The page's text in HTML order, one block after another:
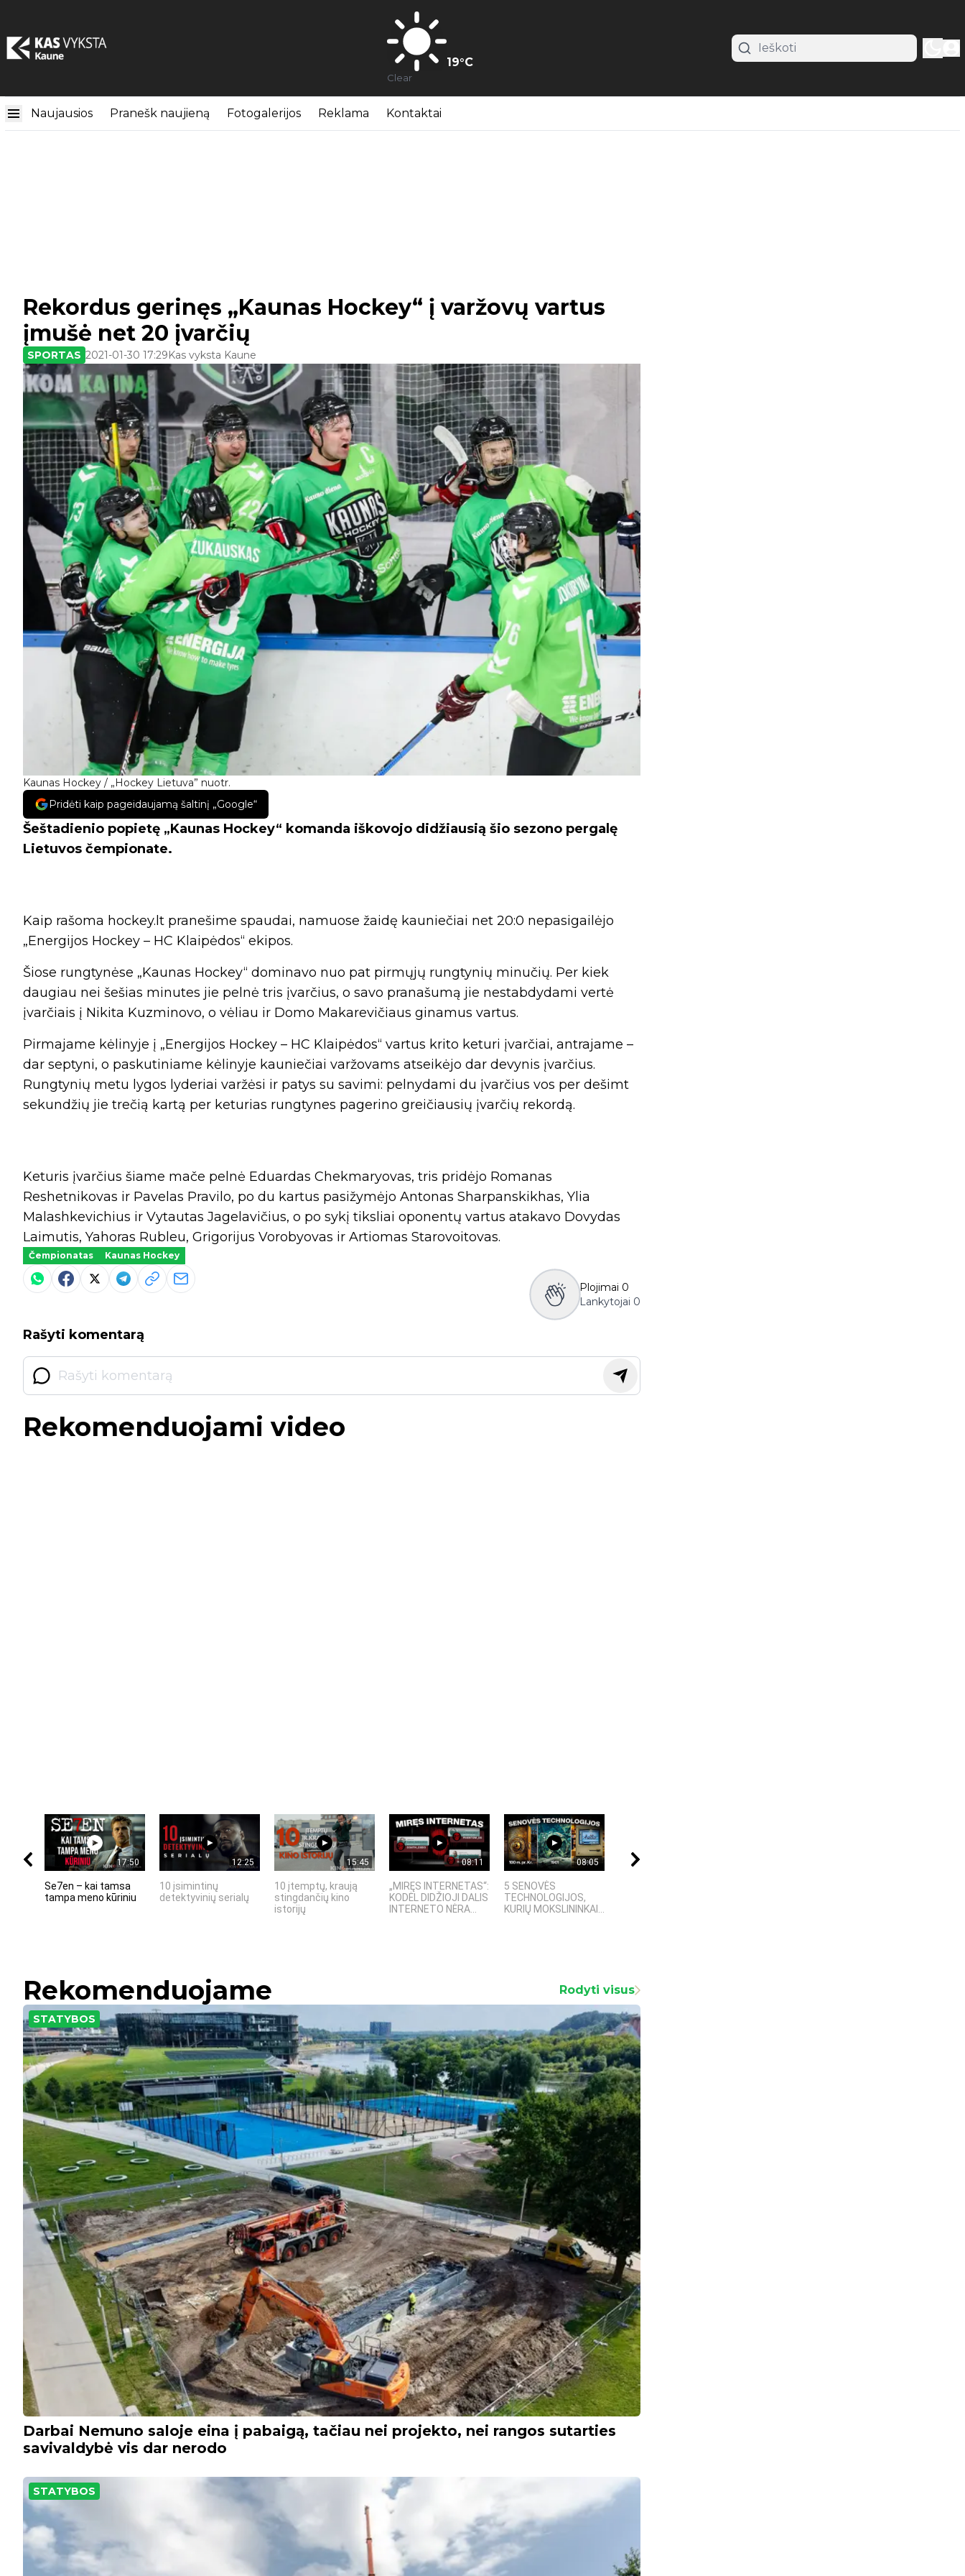
19°C
Clear
Naujausios Pranešk naujieną Fotogalerijos Reklama Kontaktai
Kaunas Hockey / „Hockey Lietuva” nuotr.
Rekordus gerinęs „Kaunas Hockey“ į varžovų vartus
įmušė net 20 įvarčių
SPORTAS 2021-01-30 17:29Kas vyksta Kaune
Pridėti kaip pageidaujamą šaltinį „Google“
Šeštadienio popietę „Kaunas Hockey“ komanda iškovojo didžiausią šio sezono pergalę
Lietuvos čempionate.
Kaip rašoma hockey.lt pranešime spaudai, namuose žaidę kauniečiai net 20:0 nepasigailėjo
„Energijos Hockey – HC Klaipėdos“ ekipos.
Šiose rungtynėse „Kaunas Hockey“ dominavo nuo pat pirmųjų rungtynių minučių. Per kiek
daugiau nei šešias minutes jie pelnė tris įvarčius, o savo pranašumą jie nestabdydami vertė
įvarčiais į Nikita Kuzminovo, o vėliau ir Domo Makarevičiaus ginamus vartus.
Pirmajame kėlinyje į „Energijos Hockey – HC Klaipėdos“ vartus krito keturi įvarčiai, antrajame –
dar septyni, o paskutiniame kėlinyje kauniečiai varžovams atseikėjo dar devynis įvarčius.
Rungtynių metu lygos lyderiai varžėsi ir patys su savimi: pelnydami du įvarčius vos per dešimt
sekundžių jie trečią kartą per keturias rungtynes pagerino greičiausių įvarčių rekordą.
Keturis įvarčius šiame mače pelnė Eduardas Chekmaryovas, tris pridėjo Romanas
Reshetnikovas ir Pavelas Pravilo, po du kartus pasižymėjo Antonas Sharpanskikhas, Ylia
Malashkevichius ir Vytautas Jagelavičius, o po sykį tiksliai oponentų vartus atakavo Dovydas
Laimutis, Yahoras Rubleu, Grigorijus Vorobyovas ir Artiomas Starovoitovas.
Čempionatas Kaunas Hockey
Plojimai 0
Lankytojai 0
Rašyti komentarą
Rekomenduojami video
17:50
Se7en – kai tamsa
tampa meno kūriniu
12:25
10 įsimintinų
detektyvinių serialų
15:45
10 įtemptų, kraują
stingdančių kino
istorijų
08:11
„MIRĘS INTERNETAS“:
KODĖL DIDŽIOJI DALIS
INTERNETO NĖRA...
08:05
5 SENOVĖS
TECHNOLOGIJOS,
KURIŲ MOKSLININKAI...
Rekomenduojame Rodyti visus
STATYBOS
Darbai Nemuno saloje eina į pabaigą, tačiau nei projekto, nei rangos sutarties
savivaldybė vis dar nerodo
STATYBOS